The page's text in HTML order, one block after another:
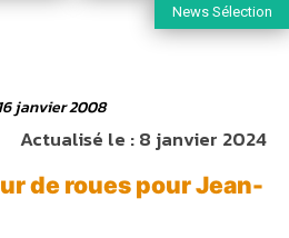
News Sélection
16 janvier 2008
Actualisé le :8 janvier 2024
de roues pour Jean-